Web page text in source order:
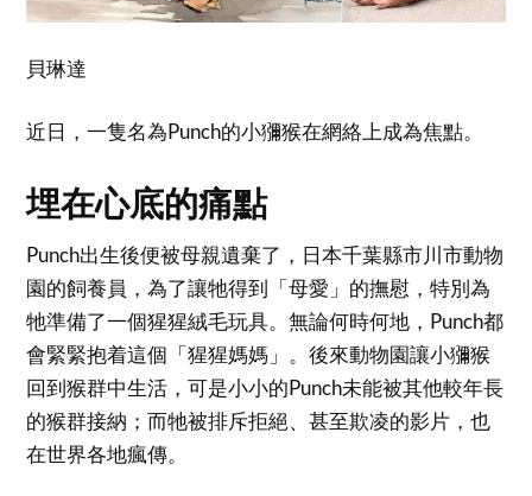
貝琳達
近日，一隻名為Punch的小獼猴在網絡上成為焦點。
埋在心底的痛點
Punch出生後便被母親遺棄了，日本千葉縣市川市動物
園的飼養員，為了讓牠得到「母愛」的撫慰，特別為
牠準備了一個猩猩絨毛玩具。無論何時何地，Punch都
會緊緊抱着這個「猩猩媽媽」。後來動物園讓小獼猴
回到猴群中生活，可是小小的Punch未能被其他較年長
的猴群接納；而牠被排斥拒絕、甚至欺凌的影片，也
在世界各地瘋傳。